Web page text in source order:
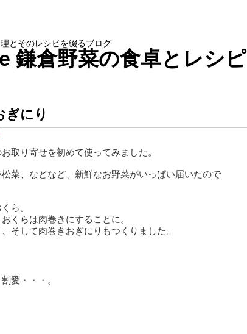
とそのレシピを綴るブログ
鎌倉野菜の食卓とレシピ
ぎにり
取り寄せを初めて使ってみました。
菜、などなど、新鮮なお野菜がいっぱい届いたので
ら。
くらは肉巻きにすることに。
そして肉巻きおぎにりもつくりました。
愛・・・。